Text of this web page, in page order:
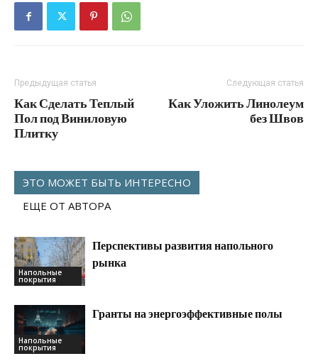
Предыдущая статья
Как Сделать Теплый
Пол под Виниловую
Плитку
Следующая статья
Как Уложить Линолеум
без Швов
ЭТО МОЖЕТ БЫТЬ ИНТЕРЕСНО
ЕЩЕ ОТ АВТОРА
Напольные
покрытия
Перспективы развития напольного
рынка
Напольные
покрытия
Гранты на энергоэффективные полы